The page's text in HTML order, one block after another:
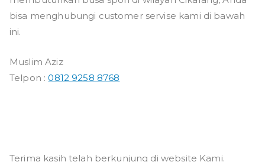
bisa menghubungi customer servise kami di bawah
ini.
Muslim Aziz
Telpon :0812 9258 8768
Terima kasih telah berkunjung di website Kami.